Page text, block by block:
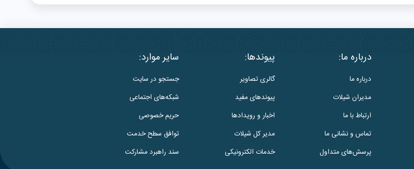
درباره ما:
درباره ما
مدیران شیلات
ارتباط با ما
تماس و نشانی ما
پرسش‌های متداول
پیوندها:
گالری تصاویر
پیوندهای مفید
اخبار و رویدادها
مدیر کل شیلات
خدمات الکترونیکی
سایر موارد:
جستجو در سایت
شبکه‌های اجتماعی
حریم خصوصی
توافق سطح خدمت
سند راهبرد مشارکت